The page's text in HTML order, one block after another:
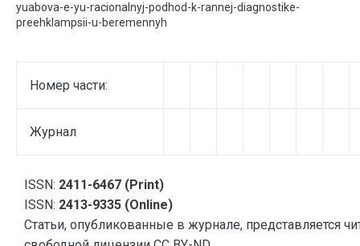
yuabova-e-yu-racionalnyj-podhod-k-rannej-diagnostike-
preehklampsii-u-beremennyh
Номер части:
Журнал
ISSN: 2411-6467 (Print)
ISSN: 2413-9335 (Online)
Статьи, опубликованные в журнале, представляется